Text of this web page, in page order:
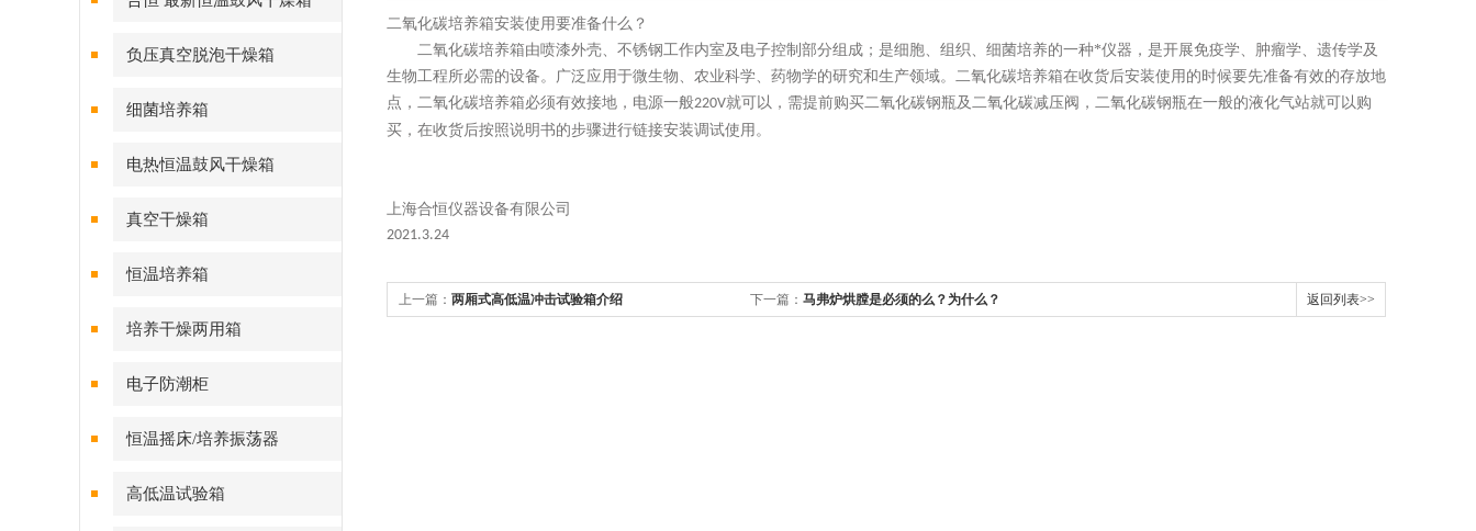
负压真空脱泡干燥箱
细菌培养箱
电热恒温鼓风干燥箱
真空干燥箱
恒温培养箱
培养干燥两用箱
电子防潮柜
恒温摇床/培养振荡器
高低温试验箱
二氧化碳培养箱安装使用要准备什么？
二氧化碳培养箱由喷漆外壳、不锈钢工作内室及电子控制部分组成；是细胞、组织、细菌培养的一种*仪器，是开展免疫学、肿瘤学、遗传学及
生物工程所必需的设备。广泛应用于微生物、农业科学、药物学的研究和生产领域。二氧化碳培养箱在收货后安装使用的时候要先准备有效的存放地
点，二氧化碳培养箱必须有效接地，电源一般220V就可以，需提前购买二氧化碳钢瓶及二氧化碳减压阀，二氧化碳钢瓶在一般的液化气站就可以购
买，在收货后按照说明书的步骤进行链接安装调试使用。
上海合恒仪器设备有限公司
2021.3.24
上一篇： 两厢式高低温冲击试验箱介绍 下一篇： 马弗炉烘膛是必须的么？为什么？ 返回列表>>